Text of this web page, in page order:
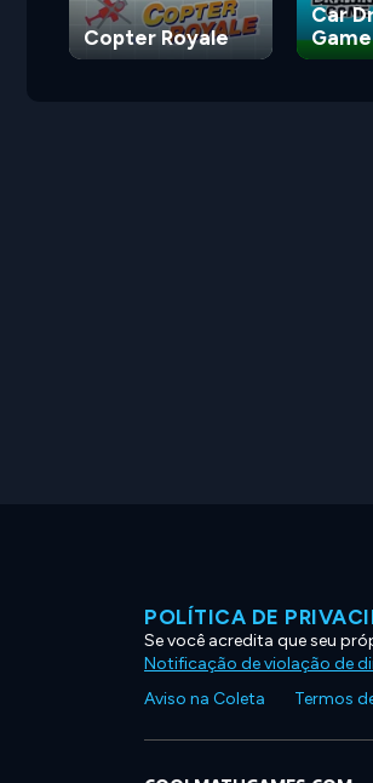
Copter Royale
Car
Game
POLÍTICA DE
Se você acredita que seu
Notificação de violação de
Aviso na Coleta
Termos